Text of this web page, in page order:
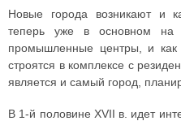
Новые города возникают и
теперь уже в основном на
промышленные центры, и как
строятся в комплексе с
является и самый город,
В 1-й половине XVII в. идет